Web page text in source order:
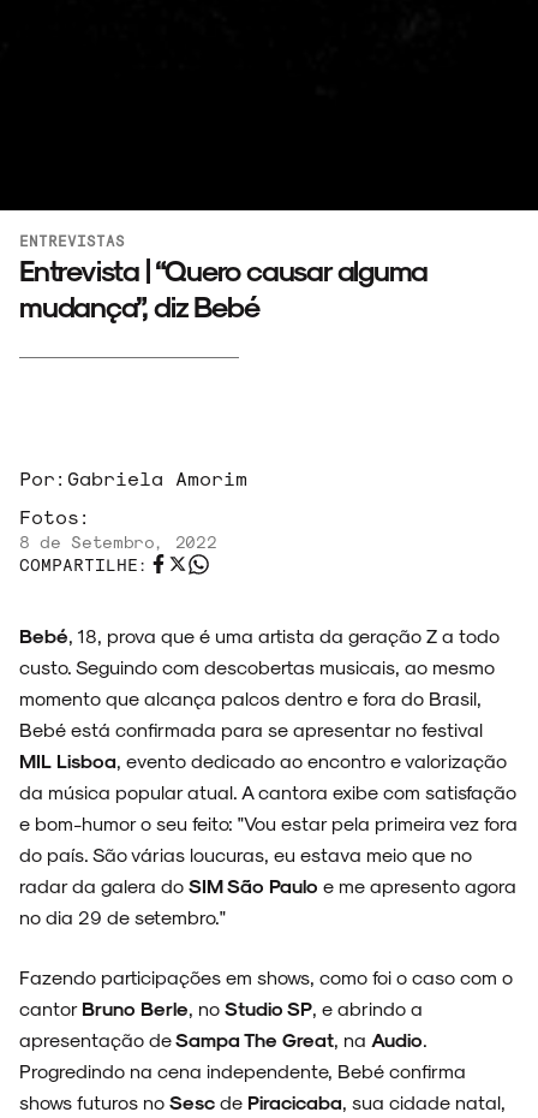
ARQUIVO
ENTREVISTAS
ESPECIAIS
ENTREVISTAS
Entrevista | “Quero causar alguma
mudança”, diz Bebé
Por: Gabriela Amorim
Fotos:
8 de Setembro, 2022
COMPARTILHE:
Bebé , 18, prova que é uma artista da geração Z a todo
custo. Seguindo com descobertas musicais, ao mesmo
momento que alcança palcos dentro e fora do Brasil,
Bebé está confirmada para se apresentar no festival
MIL Lisboa , evento dedicado ao encontro e valorização
da música popular atual. A cantora exibe com satisfação
e bom-humor o seu feito: "Vou estar pela primeira vez fora
do país. São várias loucuras, eu estava meio que no
radar da galera do SIM São Paulo e me apresento agora
no dia 29 de setembro."
Fazendo participações em shows, como foi o caso com o
cantor Bruno Berle , no Studio SP , e abrindo a
apresentação deSampa The Great , na Audio
Progredindo na cena independente, Bebé confirma
shows futuros no Sesc de Piracicaba , sua cidade natal,